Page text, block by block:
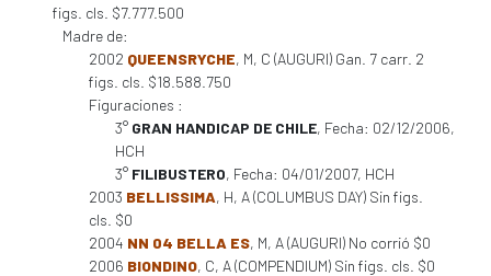
figs. cls. $7.777.500
Madre de:
2002 QUEENSRYCHE, M, C (AUGURI) Gan. 7 carr. 2
figs. cls. $18.588.750
Figuraciones :
3° GRAN HANDICAP DE CHILE, Fecha: 02/12/2006,
HCH
3° FILIBUSTERO, Fecha: 04/01/2007, HCH
2003 BELLISSIMA, H, A (COLUMBUS DAY) Sin figs.
cls. $0
2004 NN 04 BELLA ES, M, A (AUGURI) No corrió $0
2006 BIONDINO, C, A (COMPENDIUM) Sin figs. cls. $0